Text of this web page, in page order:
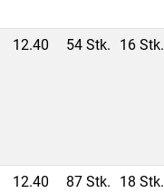
12.40 54 Stk. 16 Stk.
12.40 87 Stk. 18 Stk.